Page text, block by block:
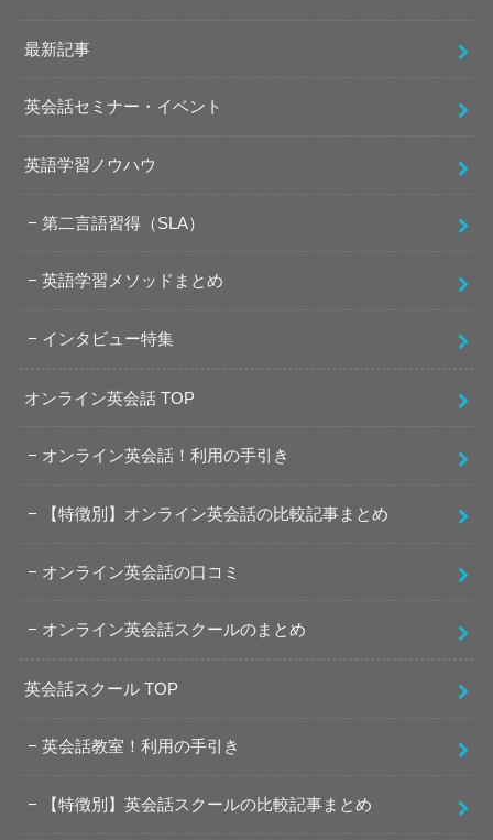
最新記事
英会話セミナー・イベント
英語学習ノウハウ
第二言語習得（SLA）
英語学習メソッドまとめ
インタビュー特集
オンライン英会話 TOP
オンライン英会話！利用の手引き
【特徴別】オンライン英会話の比較記事まとめ
オンライン英会話の口コミ
オンライン英会話スクールのまとめ
英会話スクール TOP
英会話教室！利用の手引き
【特徴別】英会話スクールの比較記事まとめ